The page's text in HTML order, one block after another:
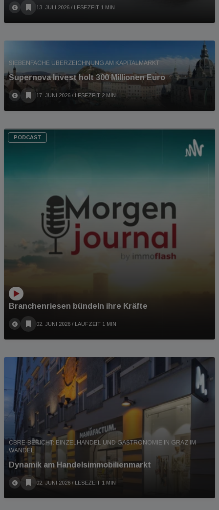
13. JULI 2026 / LESEZEIT 1 MIN
SIEBENFACHE ÜBERZEICHNUNG AM KAPITALMARKT
Supernova Invest holt 300 Millionen Euro
17. JUNI 2026 / LESEZEIT 2 MIN
PODCAST
Branchenriesen bündeln ihre Kräfte
02. JUNI 2026 / LAUFZEIT 1 MIN
CBRE-BERICHT: EINZELHANDEL UND GASTRONOMIE IN GRAZ IM
WANDEL
Dynamik am Handelsimmobilienmarkt
02. JUNI 2026 / LESEZEIT 1 MIN